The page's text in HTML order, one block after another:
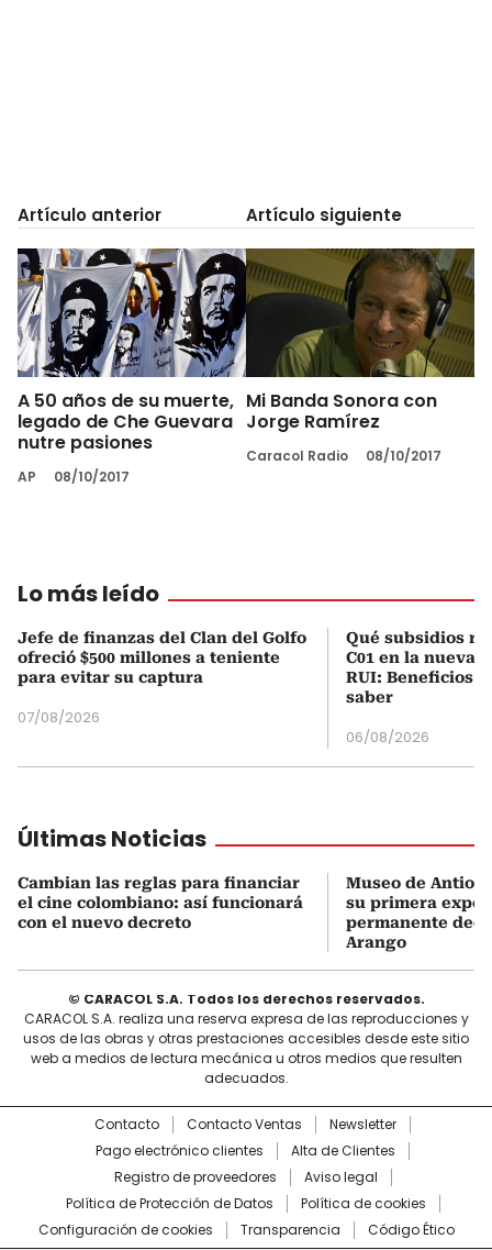
Artículo anterior
A 50 años de su muerte,
legado de Che Guevara
nutre pasiones
AP 08/10/2017
Artículo siguiente
Mi Banda Sonora con
Jorge Ramírez
Caracol Radio 08/10/2017
Lo más leído
Jefe de finanzas del Clan del Golfo
ofreció $500 millones a teniente
para evitar su captura
07/08/2026
Qué subsidios
C01 en la nueva
RUI: Beneficios
saber
06/08/2026
Últimas Noticias
Cambian las reglas para financiar
el cine colombiano: así funcionará
con el nuevo decreto
Museo de
su primera
permanente
Arango
© CARACOL S.A. Todos los derechos reservados.
CARACOL S.A. realiza una reserva expresa de las reproducciones y
usos de las obras y otras prestaciones accesibles desde este sitio
web a medios de lectura mecánica u otros medios que resulten
adecuados.
Contacto Contacto Ventas
Newsletter
Pago electrónico clientes
Alta de Clientes
Registro de proveedores
Aviso legal
Política de Protección de Datos
Política de cookies
Configuración de cookies
Transparencia Código Ético